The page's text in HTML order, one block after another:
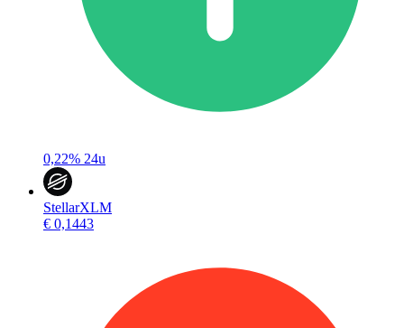
0,22% 24u
StellarXLM
€ 0,1443